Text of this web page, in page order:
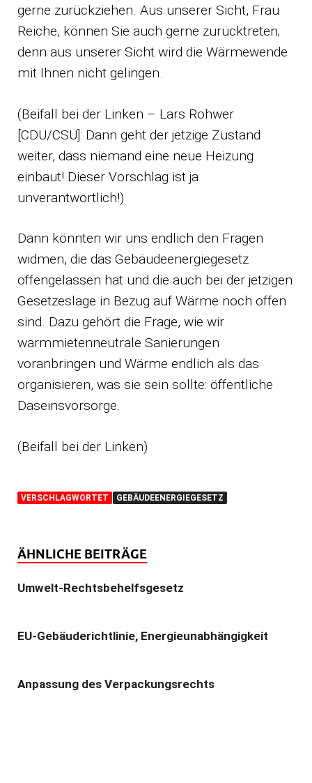
gerne zurückziehen. Aus unserer Sicht, Frau
Reiche, können Sie auch gerne zurücktreten;
denn aus unserer Sicht wird die Wärmewende
mit Ihnen nicht gelingen.
(Beifall bei der Linken – Lars Rohwer
[CDU/CSU]: Dann geht der jetzige Zustand
weiter, dass niemand eine neue Heizung
einbaut! Dieser Vorschlag ist ja
unverantwortlich!)
Dann könnten wir uns endlich den Fragen
widmen, die das Gebäudeenergiegesetz
offengelassen hat und die auch bei der jetzigen
Gesetzeslage in Bezug auf Wärme noch offen
sind. Dazu gehört die Frage, wie wir
warmmietenneutrale Sanierungen
voranbringen und Wärme endlich als das
organisieren, was sie sein sollte: öffentliche
Daseinsvorsorge.
(Beifall bei der Linken)
VERSCHLAGWORTET GEBÄUDEENERGIEGESETZ
ÄHNLICHE BEITRÄGE
Umwelt-Rechtsbehelfsgesetz
EU-Gebäuderichtlinie, Energieunabhängigkeit
Anpassung des Verpackungsrechts